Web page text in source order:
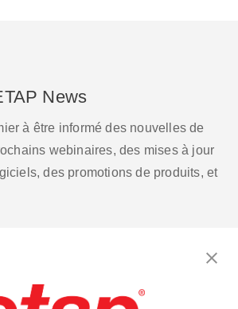
News
à être informé des nouvelles de
webinaires, des mises à jour
des promotions de produits, et
| Conditions d'utilisation